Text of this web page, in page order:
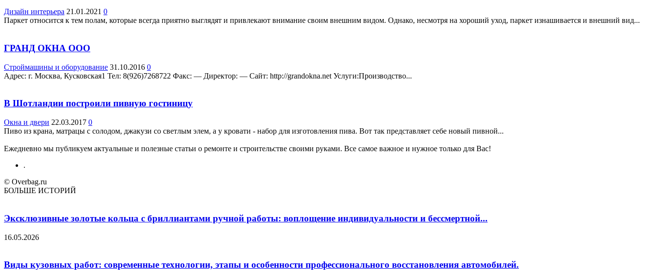
Дизайн интерьера 21.01.2021 0
Паркет относится к тем полам, которые всегда приятно выглядят и привлекают внимание своим внешним видом. Однако, несмотря на хороший уход, паркет изнашивается и внешний вид...
ГРАНД ОКНА ООО
Строймашины и оборудование 31.10.2016 0
Адрес: г. Москва, Кусковская1 Teл: 8(926)7268722 Факс: — Директор: — Сайт: http://grandokna.net Услуги:Производство...
В Шотландии построили пивную гостиницу
Окна и двери 22.03.2017 0
Пиво из крана, матрацы с солодом, джакузи со светлым элем, а у кровати - набор для изготовления пива. Вот так представляет себе новый пивной...
Ежедневно мы публикуем актуальные и полезные статьи о ремонте и строительстве своими руками. Все самое важное и нужное только для Вас!
.
© Overbag.ru
БОЛЬШЕ ИСТОРИЙ
Эксклюзивные золотые кольца с бриллиантами ручной работы: воплощение индивидуальности и бессмертной...
16.05.2026
Виды кузовных работ: современные технологии, этапы и особенности профессионального восстановления автомобилей.